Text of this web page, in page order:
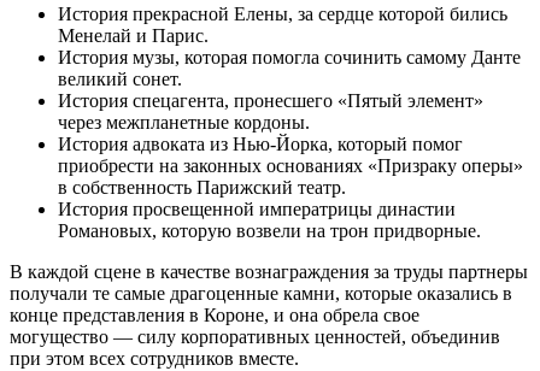
История прекрасной Елены, за сердце которой бились
Менелай и Парис.
История музы, которая помогла сочинить самому Данте
великий сонет.
История спецагента, пронесшего «Пятый элемент»
через межпланетные кордоны.
История адвоката из Нью-Йорка, который помог
приобрести на законных основаниях «Призраку оперы»
в собственность Парижский театр.
История просвещенной императрицы династии
Романовых, которую возвели на трон придворные.
В каждой сцене в качестве вознаграждения за труды партнеры
получали те самые драгоценные камни, которые оказались в
конце представления в Короне, и она обрела свое
могущество — силу корпоративных ценностей, объединив
при этом всех сотрудников вместе.